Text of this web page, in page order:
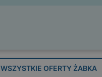
WSZYSTKIE OFERTY ŻABKA